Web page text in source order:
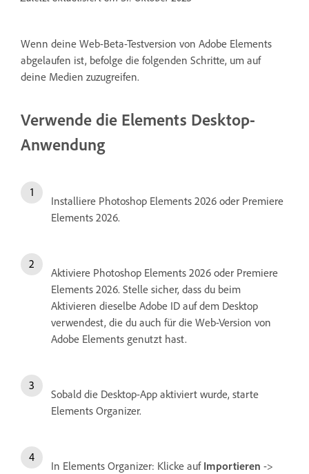
Wenn deine Web-Beta-Testversion von Adobe Elements
abgelaufen ist, befolge die folgenden Schritte, um auf
deine Medien zuzugreifen.
Verwende die Elements Desktop-
Anwendung
Installiere Photoshop Elements 2026 oder Premiere
Elements 2026.
Aktiviere Photoshop Elements 2026 oder Premiere
Elements 2026. Stelle sicher, dass du beim
Aktivieren dieselbe Adobe ID auf dem Desktop
verwendest, die du auch für die Web-Version von
Adobe Elements genutzt hast.
Sobald die Desktop-App aktiviert wurde, starte
Elements Organizer.
In Elements Organizer: Klicke auf Importieren ->